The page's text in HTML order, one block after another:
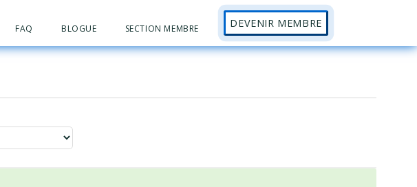
FAQ BLOGUE SECTION MEMBRE DEVENIR MEMBRE